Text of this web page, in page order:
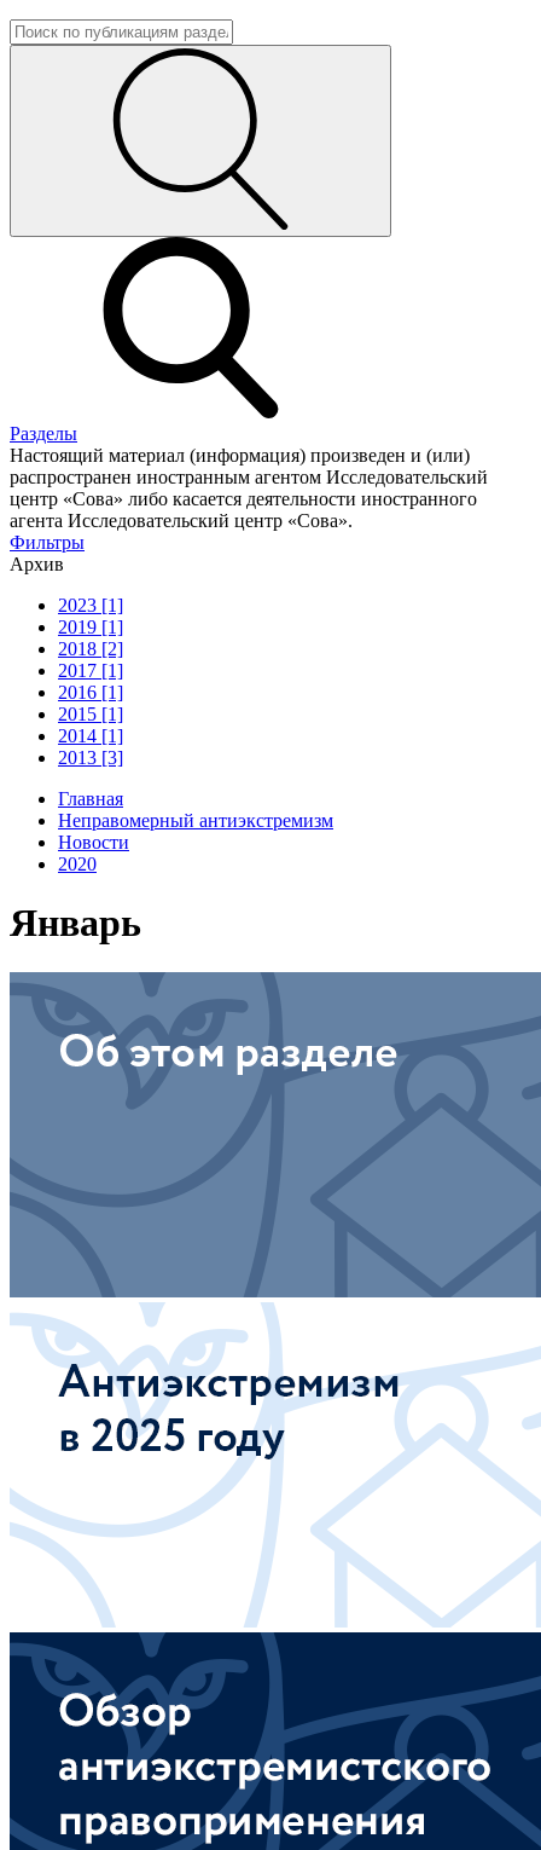
Разделы
Настоящий материал (информация) произведен и (или)
распространен иностранным агентом Исследовательский
центр «Сова» либо касается деятельности иностранного
агента Исследовательский центр «Сова».
Фильтры
Архив
2023 [1]
2019 [1]
2018 [2]
2017 [1]
2016 [1]
2015 [1]
2014 [1]
2013 [3]
Главная
Неправомерный антиэкстремизм
Новости
2020
Январь